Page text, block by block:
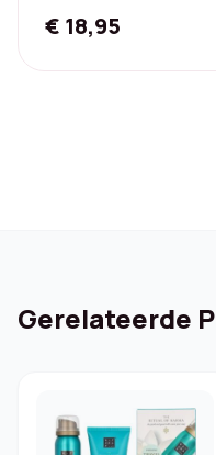
€ 18,95
Gerelateerde